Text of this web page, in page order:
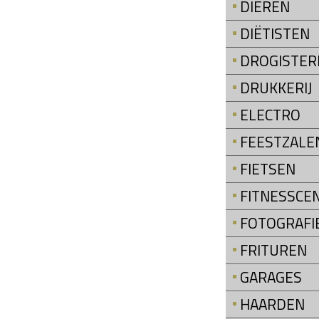
DIEREN
DIËTISTEN
DRUKKERIJ
ELECTRO
FIETSEN
FRITUREN
GARAGES
HAARDEN